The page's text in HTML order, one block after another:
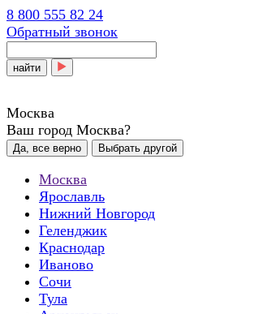
8 800 555 82 24
Обратный звонок
найти
Москва
Ваш город Москва?
Да, все верно Выбрать другой
Москва
Ярославль
Нижний Новгород
Геленджик
Краснодар
Иваново
Сочи
Тула